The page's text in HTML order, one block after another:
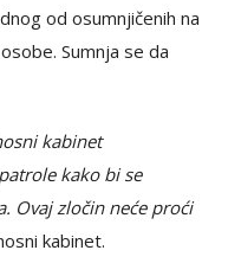
od osumnjičenih na
Sumnja se da
kabinet
kako bi se
Ovaj zločin neće proći
kabinet.